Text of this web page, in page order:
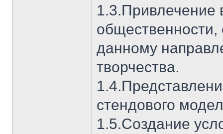
1.3.Привлечение
данному
творчества.
стендового
1.5.Создание